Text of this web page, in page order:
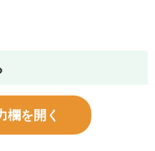
欄を開く